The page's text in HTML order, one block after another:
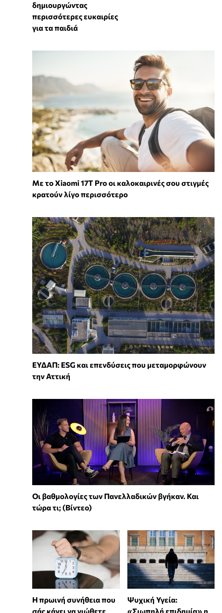
δημιουργώντας
περισσότερες ευκαιρίες
για τα παιδιά
Με το Xiaomi 17T Pro οι καλοκαιρινές σου στιγμές
κρατούν λίγο περισσότερο
ΕΥΔΑΠ: ESG και επενδύσεις που μεταμορφώνουν
την Αττική
Οι βαθμολογίες των Πανελλαδικών βγήκαν. Και
τώρα τι; (Βίντεο)
Η πρωινή συνήθεια που
σάς κάνει να νιώθετε
Ψυχική Υγεία:
«Σιωπηλή επιδημία» η